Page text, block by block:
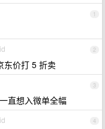
1
2
东价打 5 折卖
3
直想入微单全幅
4